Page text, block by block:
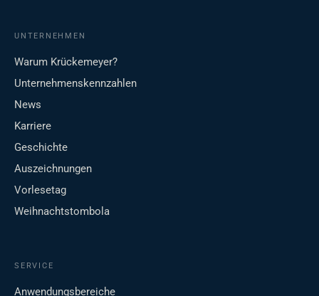
UNTERNEHMEN
Warum Krückemeyer?
Unternehmenskennzahlen
News
Karriere
Geschichte
Auszeichnungen
Vorlesetag
Weihnachtstombola
SERVICE
Anwendungsbereiche